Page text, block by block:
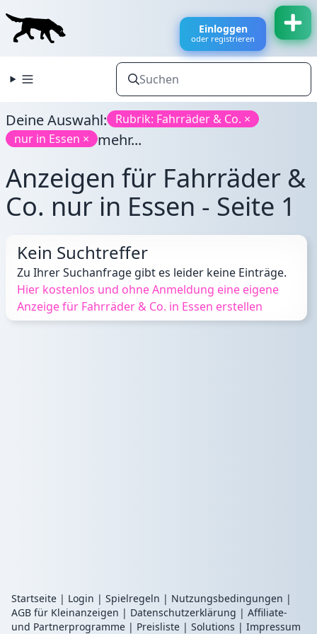
Einloggen
oder registrieren
Deine Auswahl:
Rubrik: Fahrräder & Co. ×
nur in Essen ×
mehr...
Anzeigen für Fahrräder &
Co. nur in Essen - Seite 1
Kein Suchtreffer
Zu Ihrer Suchanfrage gibt es leider keine Einträge.
Hier kostenlos und ohne Anmeldung eine eigene
Anzeige für Fahrräder & Co. in Essen erstellen
Startseite | Login | Spielregeln | Nutzungsbedingungen |
AGB für Kleinanzeigen | Datenschutzerklärung | Affiliate-
und Partnerprogramme | Preisliste | Solutions | Impressum